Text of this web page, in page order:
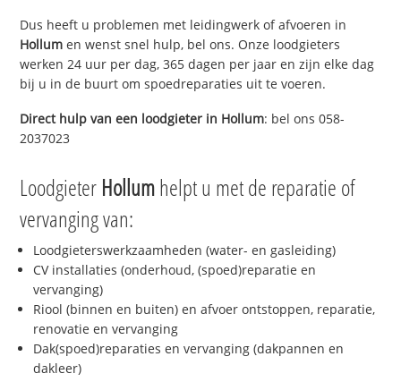
Dus heeft u problemen met leidingwerk of afvoeren in
Hollum en wenst snel hulp, bel ons. Onze loodgieters
werken 24 uur per dag, 365 dagen per jaar en zijn elke dag
bij u in de buurt om spoedreparaties uit te voeren.
Direct hulp van een loodgieter in Hollum: bel ons 058-
2037023
Loodgieter Hollumhelpt u met de reparatie of
vervanging van:
Loodgieterswerkzaamheden (water- en gasleiding)
CV installaties (onderhoud, (spoed)reparatie en
vervanging)
Riool (binnen en buiten) en afvoer ontstoppen, reparatie,
renovatie en vervanging
Dak(spoed)reparaties en vervanging (dakpannen en
dakleer)